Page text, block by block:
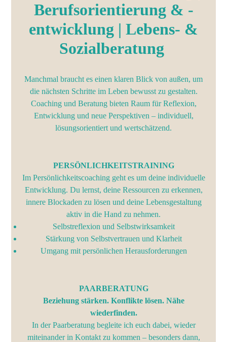
Berufsorientierung & -
entwicklung | Lebens- &
Sozialberatung
Manchmal braucht es einen klaren Blick von außen, um
die nächsten Schritte im Leben bewusst zu gestalten.
Coaching und Beratung bieten Raum für Reflexion,
Entwicklung und neue Perspektiven – individuell,
lösungsorientiert und wertschätzend.
PERSÖNLICHKEITSTRAINING
Im Persönlichkeitscoaching geht es um deine individuelle
Entwicklung. Du lernst, deine Ressourcen zu erkennen,
innere Blockaden zu lösen und deine Lebensgestaltung
aktiv in die Hand zu nehmen.
Selbstreflexion und Selbstwirksamkeit
Stärkung von Selbstvertrauen und Klarheit
Umgang mit persönlichen Herausforderungen
PAARBERATUNG
Beziehung stärken. Konflikte lösen. Nähe
wiederfinden.
In der Paarberatung begleite ich euch dabei, wieder
miteinander in Kontakt zu kommen – besonders dann,